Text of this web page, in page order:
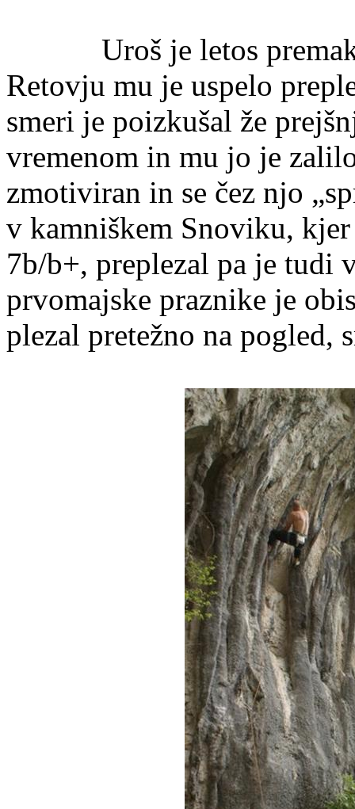
Uroš je letos
Retovju mu je uspelo
smeri je poizkušal že
vremenom in mu jo je
zmotiviran in se čez njo
v kamniškem Snoviku,
7b/b+, preplezal pa je tudi
prvomajske praznike je
plezal pretežno na pogled,